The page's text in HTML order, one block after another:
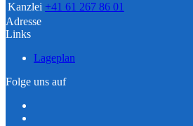
Kanzlei +41 61 267 86 01
Adresse
Links
Lageplan
Folge uns auf